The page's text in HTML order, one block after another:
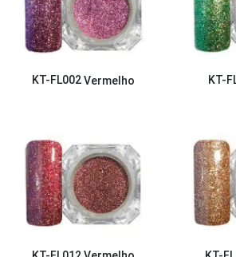
KT-FL002Vermelho KT-